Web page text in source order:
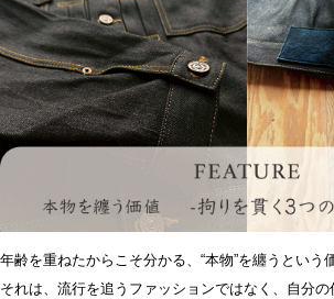
年齢を重ねたからこそ分かる、 “本物”を纏うという
それは、流行を追うファッションではなく、自分